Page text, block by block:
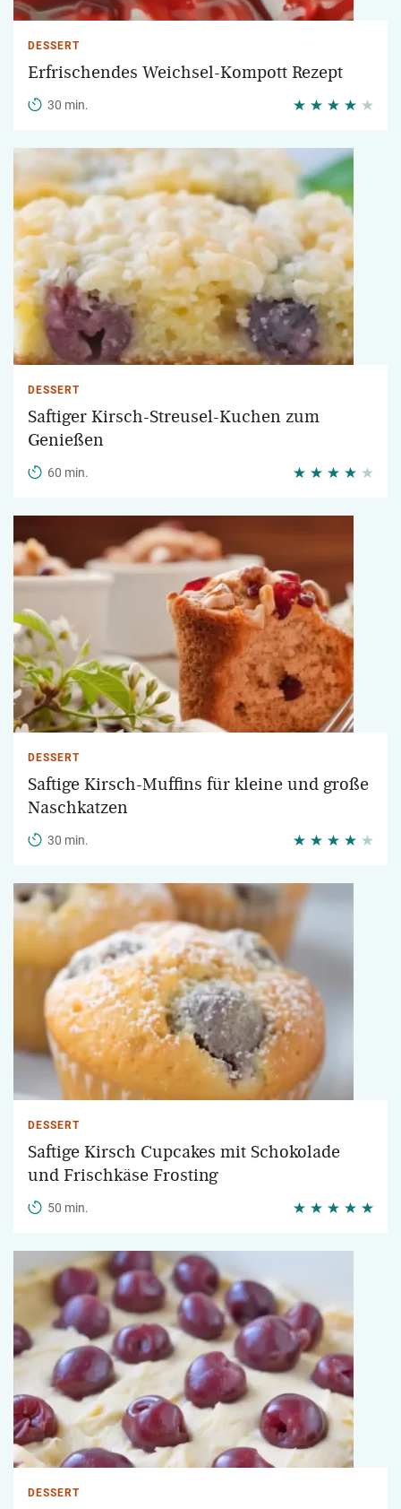
DESSERT
Erfrischendes Weichsel-Kompott Rezept
30 min.
DESSERT
Saftiger Kirsch-Streusel-Kuchen zum
Genießen
60 min.
DESSERT
Saftige Kirsch-Muffins für kleine und große
Naschkatzen
30 min.
DESSERT
Saftige Kirsch Cupcakes mit Schokolade
und Frischkäse Frosting
50 min.
DESSERT